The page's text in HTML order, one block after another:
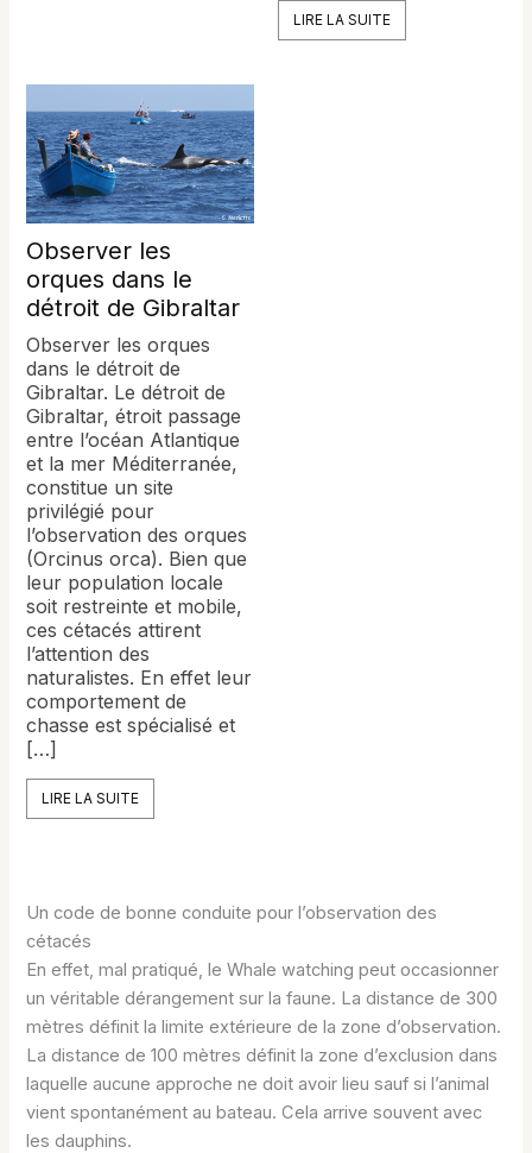
LIRE LA SUITE
Observer les
orques dans le
détroit de Gibraltar
Observer les orques
dans le détroit de
Gibraltar. Le détroit de
Gibraltar, étroit passage
entre l’océan Atlantique
et la mer Méditerranée,
constitue un site
privilégié pour
l’observation des orques
(Orcinus orca). Bien que
leur population locale
soit restreinte et mobile,
ces cétacés attirent
l’attention des
naturalistes. En effet leur
comportement de
chasse est spécialisé et
[…]
LIRE LA SUITE
Un code de bonne conduite pour l’observation des
cétacés
En effet, mal pratiqué, le Whale watching peut occasionner
un véritable dérangement sur la faune. La distance de 300
mètres définit la limite extérieure de la zone d’observation.
La distance de 100 mètres définit la zone d’exclusion dans
laquelle aucune approche ne doit avoir lieu sauf si l’animal
vient spontanément au bateau. Cela arrive souvent avec
les dauphins.